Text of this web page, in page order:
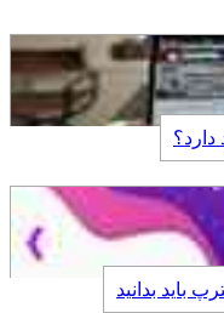
باید بدانید